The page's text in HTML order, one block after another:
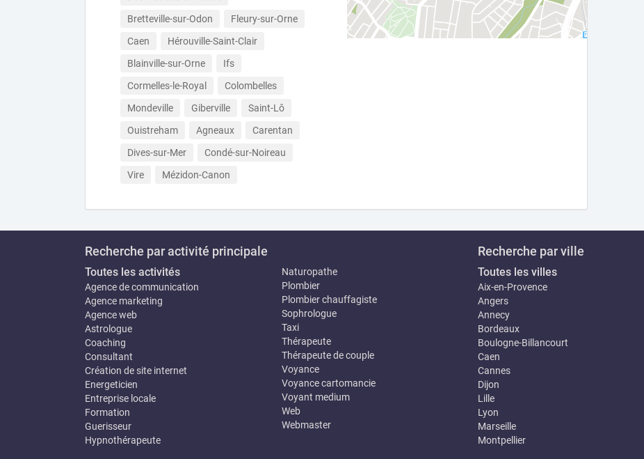
Bretteville-sur-Odon
Fleury-sur-Orne
Caen
Hérouville-Saint-Clair
Blainville-sur-Orne
Ifs
Cormelles-le-Royal
Colombelles
Mondeville
Giberville
Saint-Lô
Ouistreham
Agneaux
Carentan
Dives-sur-Mer
Condé-sur-Noireau
Vire
Mézidon-Canon
Recherche par activité principale
Toutes les activités
Agence de communication
Agence marketing
Agence web
Astrologue
Coaching
Consultant
Création de site internet
Energeticien
Entreprise locale
Formation
Guerisseur
Hypnothérapeute
Naturopathe
Plombier
Plombier chauffagiste
Sophrologue
Taxi
Thérapeute
Thérapeute de couple
Voyance
Voyance cartomancie
Voyant medium
Web
Webmaster
Recherche par ville
Toutes les villes
Aix-en-Provence
Angers
Annecy
Bordeaux
Boulogne-Billancourt
Caen
Cannes
Dijon
Lille
Lyon
Marseille
Montpellier